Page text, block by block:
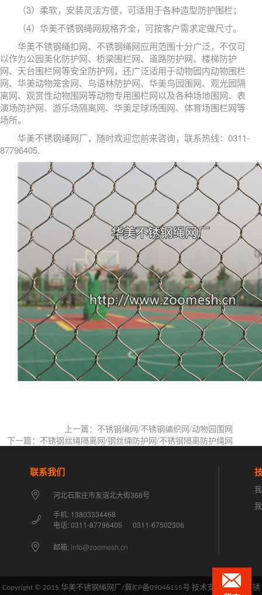
（3）柔软，安装灵活方便，可适用于各种造型防护围栏；
（4）华美不锈钢绳网规格齐全，可按客户需求定做尺寸。
华美不锈钢绳扣网、不锈钢绳网应用范围十分广泛，不仅可
以作为公园美化防护网、桥梁围栏网、道路防护网、楼梯防护
网、天台围栏网等安全防护网，还广泛适用于动物园内动物围栏
网、华美动物笼舍网、鸟语林防护网、华美鸟园围网、观光园隔
离网、观赏性动物围网等动物专用围栏网以及各种场地围网、表
演场防护网、游乐场隔离网、华美足球场围网、体育场围栏网等
场所。
华美不锈钢绳网厂，随时欢迎您前来咨询，联系热线：0311-
87796405.
上一篇：不锈钢绳网/不锈钢编织网/动物园围网
下一篇：不锈钢丝绳隔离网/钢丝绳防护网/不锈钢隔离防护绳网
联系我们
河北石家庄市友谊北大街368号
手机: 13803334468
电话: 0311-87796405 0311-67502306
邮箱: info@zoomesh.cn
Copyright © 2015 华美不锈钢绳网厂/冀ICP备09046155号 技术支持：华美不锈